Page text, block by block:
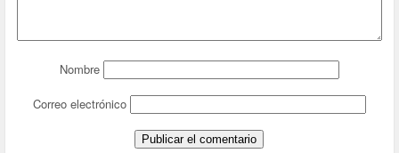
Nombre
Correo electrónico